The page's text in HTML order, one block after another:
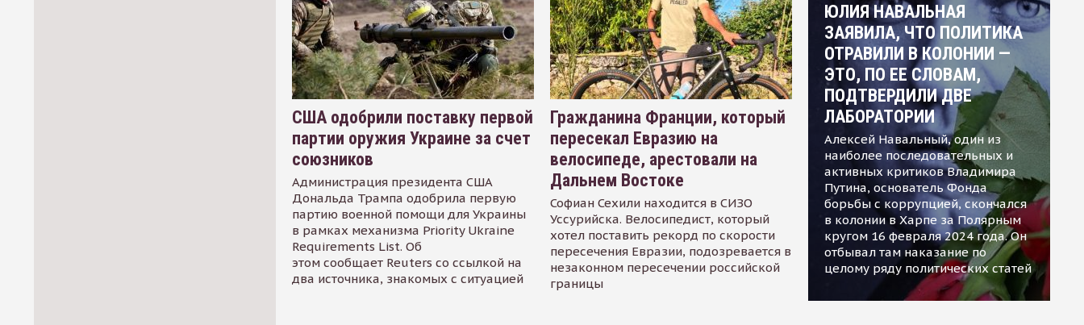
США одобрили поставку первой
партии оружия Украине за счет
союзников
Администрация президента США
Дональда Трампа одобрила первую
партию военной помощи для Украины
в рамках механизма Priority Ukraine
Requirements List. Об
этом сообщает Reuters со ссылкой на
два источника, знакомых с ситуацией
Гражданина Франции, который
пересекал Евразию на
велосипеде, арестовали на
Дальнем Востоке
Софиан Сехили находится в СИЗО
Уссурийска. Велосипедист, который
хотел поставить рекорд по скорости
пересечения Евразии, подозревается в
незаконном пересечении российской
границы
ЮЛИЯ НАВАЛЬНАЯ
ЗАЯВИЛА, ЧТО ПОЛИТИКА
ОТРАВИЛИ В КОЛОНИИ —
ЭТО, ПО ЕЕ СЛОВАМ,
ПОДТВЕРДИЛИ ДВЕ
ЛАБОРАТОРИИ
Алексей Навальный, один из
наиболее последовательных и
активных критиков Владимира
Путина, основатель Фонда
борьбы с коррупцией, скончался
в колонии в Харпе за Полярным
кругом 16 февраля 2024 года. Он
отбывал там наказание по
целому ряду политических статей